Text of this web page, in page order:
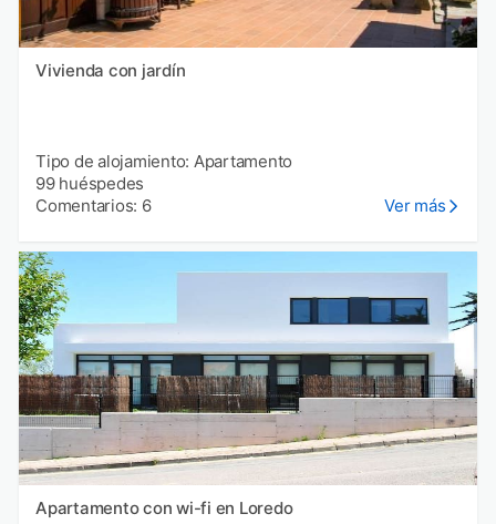
Vivienda con jardín
Tipo de alojamiento: Apartamento
99 huéspedes
Comentarios: 6
Ver más
Apartamento con wi-fi en Loredo